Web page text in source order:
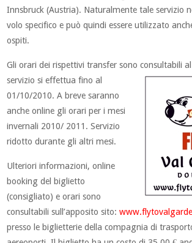
Innsbruck (Austria). Naturalmente tale servizio
volo specifico e può quindi essere utilizzato
ospiti.
Gli orari dei rispettivi transfer sono consultabili
servizio si effettua finoal
01/10/2010. A breve saranno
anche online gli orari per i mesi
invernali 2010/ 2011. Servizio
ridotto durante gli altri mesi.
Ulteriori informazioni, online
booking del biglietto
(consigliato) e orari sono
consultabili sull’apposito sito:
presso le biglietterie della compagnia di